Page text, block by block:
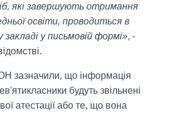
які завершують отримання
освіти, проводиться в
закладі у письмовій формі», -
зазначили, що інформація
будуть звільнені
атестації або те, що вона